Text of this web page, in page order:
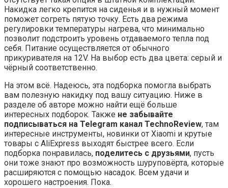
Накидка легко крепится на сиденья и в нужный момент
поможет согреть пятую точку. Есть два режима
регулировки температуры нагрева, что минимально
позволит подстроить уровень отдаваемого тепла под
себя. Питание осуществляется от обычного
прикуривателя на 12V. На выбор есть два цвета: серый и
чёрный соответственно.
На этом всё. Надеюсь, эта подборка помогла выбрать
вам полезную накидку под вашу ситуацию. Ниже в
разделе об авторе можно найти ещё больше
интересных подборок. Также не забывайте
подписываться на Telegram канал TechnoReview, там
интересные инструменты, новинки от Xiaomi и крутые
товары с AliExpress выходят быстрее всего. Если
подборка понравилась, поделитесь с друзьями, пусть
они тоже знают про возможность шуруповёрта, которые
расширяются с помощью насадок. Всем удачи и
хорошего настроения. Пока.